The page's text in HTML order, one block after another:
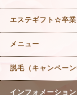
エステギフト☆卒
メニュー
脱毛（キャンペーン
インフォメーション